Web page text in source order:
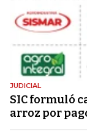
JUDICIAL
SIC formuló
arroz por